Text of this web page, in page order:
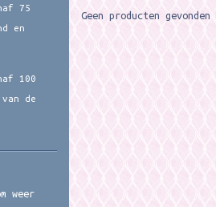
Geen producten gevonden
75
en
100
de
weer